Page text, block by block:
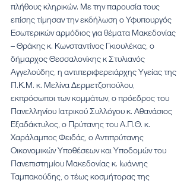
πλήθους κληρικών. Με την παρουσία τους
επίσης τίμησαν την εκδήλωση ο Υφυπουργός
Εσωτερικών αρμόδιος για θέματα Μακεδονίας
– Θράκης κ. Κωνσταντίνος Γκιουλέκας, ο
δήμαρχος Θεσσαλονίκης κ Στυλιανός
Αγγελούδης, η αντιπεριφερειάρχης Υγείας της
Π.Κ.Μ. κ. Μελίνα Δερμετζοπούλου,
εκπρόσωποι των κομμάτων, ο πρόεδρος του
Πανελληνίου Ιατρικού Συλλόγου κ. Αθανάσιος
Εξαδάκτυλος, ο Πρύτανης του Α.Π.Θ. κ.
Χαράλαμπος Φειδάς, ο Αντιπρύτανης
Οικονομικών Υποθέσεων και Υποδομών του
Πανεπιστημίου Μακεδονίας κ. Ιωάννης
Ταμπακούδης, ο τέως κοσμήτορας της